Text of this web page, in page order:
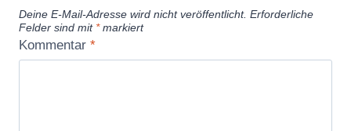
Deine E-Mail-Adresse wird nicht veröffentlicht. Erforderliche
Felder sind mit *markiert
Kommentar *